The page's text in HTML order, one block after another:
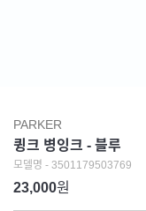
PARKER
큉크 병잉크 - 블루
모델명 - 3501179503769
23,000원